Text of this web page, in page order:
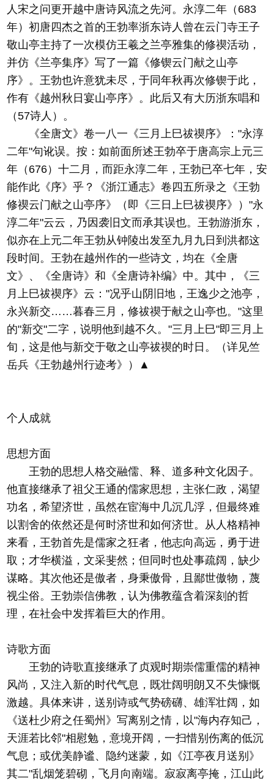
人宋之问更开越中唐诗风流之先河。永淳二年（683
年）初唐四杰之首的王勃率浙东诗人曾在云门寺王子
敬山亭主持了一次模仿王羲之兰亭雅集的修禊活动，
并仿《兰亭集序》写了一篇《修锲云门献之山亭
序》。王勃也许意犹未尽，于同年秋再次修锲于此，
作有《越州秋日宴山亭序》。此后又有大历浙东唱和
（57诗人）。
《全唐文》卷一八一《三月上巳祓禊序》："永淳
二年"句讹误。按：如前面所述王勃卒于唐高宗上元三
年（676）十二月，而距永淳二年，王勃已卒七年，安
能作此《序》乎？《浙江通志》卷四五所录之《王勃
修禊云门献之山亭序》（即《三日上巳祓禊序》）"永
淳二年"云云，乃因袭旧文而承其误也。王勃游浙东，
似亦在上元二年王勃从钟陵出发至九月九日到洪都这
段时间。王勃在越州作的一些诗文，均在《全唐
文》、《全唐诗》和《全唐诗补编》中。其中，《三
月上巳祓禊序》云："况乎山阴旧地，王逸少之池亭，
永兴新交……暮春三月，修祓禊于献之山亭也。"这里
的"新交"二字，说明他到越不久。"三月上巳"即三月上
旬，这是他与新交于敬之山亭祓禊的时日。（详见竺
岳兵《王勃越州行迹考》）▲
个人成就
思想方面
王勃的思想人格交融儒、释、道多种文化因子。
他直接继承了祖父王通的儒家思想，主张仁政，渴望
功名，希望济世，虽然在宦海中几沉几浮，但最终难
以割舍的依然还是何时济世和如何济世。从人格精神
来看，王勃首先是儒家之狂者，他志向高远，勇于进
取；才华横溢，文采斐然；但同时也处事疏阔，缺少
谋略。其次他还是傲者，身秉傲骨，且鄙世傲物，蔑
视尘俗。王勃崇信佛教，认为佛教蕴含着深刻的哲
理，在社会中发挥着巨大的作用。
诗歌方面
王勃的诗歌直接继承了贞观时期崇儒重儒的精神
风尚，又注入新的时代气息，既壮阔明朗又不失慷慨
激越。具体来讲，送别诗或气势磅礴、雄浑壮阔，如
《送杜少府之任蜀州》写离别之情，以"海内存知己，
天涯若比邻"相慰勉，意境开阔，一扫惜别伤离的低沉
气息；或优美静谧、隐约迷蒙，如《江亭夜月送别》
其二"乱烟笼碧砌，飞月向南端。寂寂离亭掩，江山此